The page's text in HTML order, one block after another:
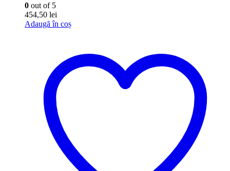
0 out of 5
454,50 lei
Adaugă în coș